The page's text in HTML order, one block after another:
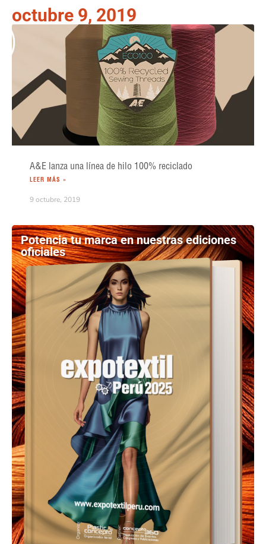
octubre 9, 2019
A&E lanza una línea de hilo 100% reciclado
LEER MÁS »
9 octubre, 2019
Potencia tu marca en nuestras ediciones
oficiales